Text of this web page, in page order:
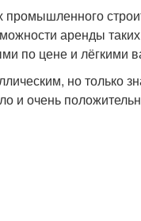
аренды таких
по цене и лёгкими
но только
и очень